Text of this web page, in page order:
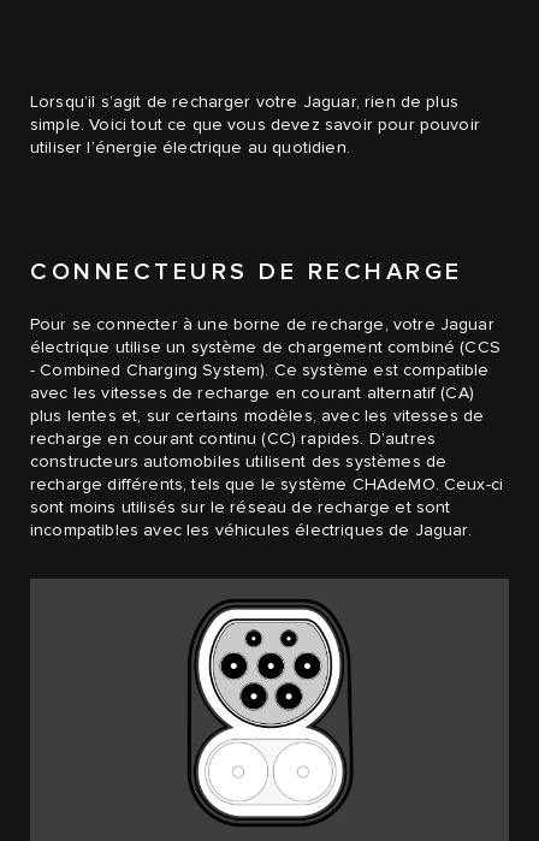
Lorsqu’il s’agit de recharger votre Jaguar, rien de plus
simple. Voici tout ce que vous devez savoir pour pouvoir
utiliser l’énergie électrique au quotidien.
CONNECTEURS DE RECHARGE
Pour se connecter à une borne de recharge, votre Jaguar
électrique utilise un système de chargement combiné (CCS
- Combined Charging System). Ce système est compatible
avec les vitesses de recharge en courant alternatif (CA)
plus lentes et, sur certains modèles, avec les vitesses de
recharge en courant continu (CC) rapides. D’autres
constructeurs automobiles utilisent des systèmes de
recharge différents, tels que le système CHAdeMO. Ceux-ci
sont moins utilisés sur le réseau de recharge et sont
incompatibles avec les véhicules électriques de Jaguar.